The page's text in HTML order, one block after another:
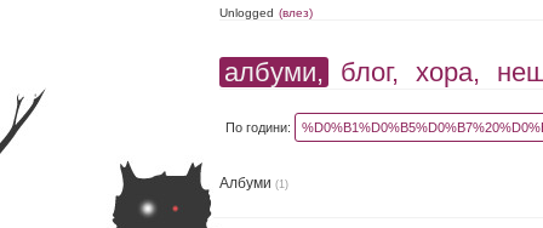
Unlogged (влез)
албуми, блог, хора,
По години:
Албуми(1)